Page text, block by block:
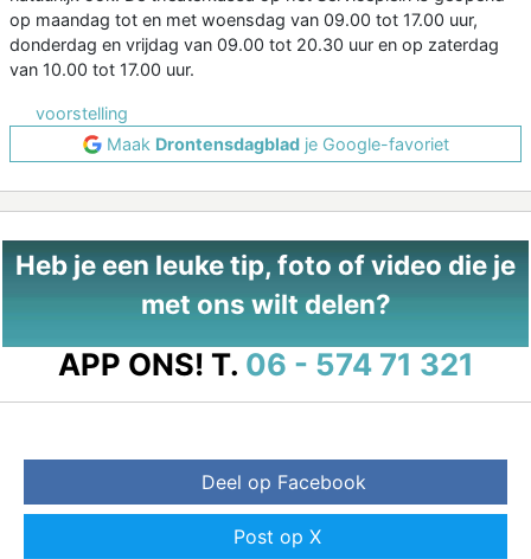
op maandag tot en met woensdag van 09.00 tot 17.00 uur,
donderdag en vrijdag van 09.00 tot 20.30 uur en op zaterdag
van 10.00 tot 17.00 uur.
voorstelling
Maak Drontensdagbladje Google-favoriet
Heb je een leuke tip, foto of video die je
met ons wilt delen?
APP ONS! T. 06 - 574 71 321
Deel op Facebook
Post op X